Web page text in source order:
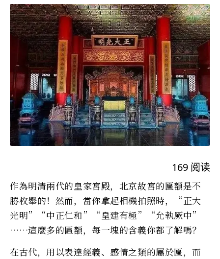
169 阅读
作為明清兩代的皇家宮殿，北京故宮的匾額是不
勝枚舉的！然而，當你拿起相機拍照時，“正大
光明”“中正仁和”“皇建有極”“允執厥中”
……這麼多的匾額，每一塊的含義你都了解嗎？
在古代，用以表達經義、感情之類的屬於匾，而